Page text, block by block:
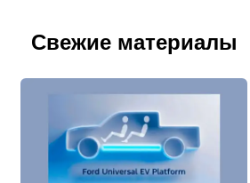
Свежие материалы